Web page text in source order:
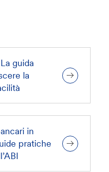
guida
la
in
pratiche